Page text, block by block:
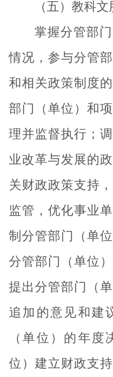
（五）教科文
掌握分管部
情况，参与分管
和相关政策制度
部门（单位）和
理并监督执行；
业改革与发展的
关财政政策支持
监管，优化事业
制分管部门（单
分管部门（单位
提出分管部门（
追加的意见和建
（单位）的年
位）建立财政支